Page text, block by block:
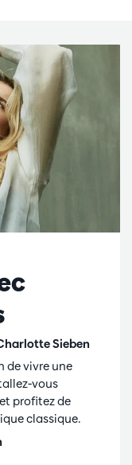
Sieben
de vivre une
vous
profitez de
classique.